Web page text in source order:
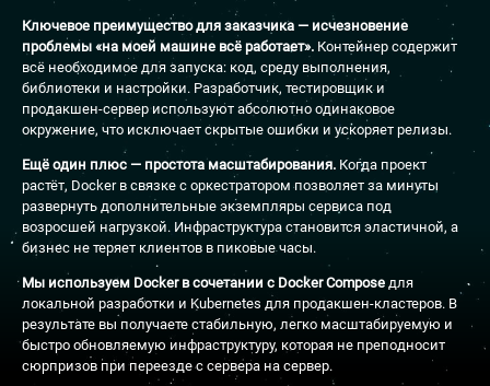
Ключевое преимущество для заказчика — исчезновение
проблемы «на моей машине всё работает». Контейнер содержит
всё необходимое для запуска: код, среду выполнения,
библиотеки и настройки. Разработчик, тестировщик и
продакшен-сервер используют абсолютно одинаковое
окружение, что исключает скрытые ошибки и ускоряет релизы.
Ещё один плюс — простота масштабирования. Когда проект
растёт, Docker в связке с оркестратором позволяет за минуты
развернуть дополнительные экземпляры сервиса под
возросшей нагрузкой. Инфраструктура становится эластичной, а
бизнес не теряет клиентов в пиковые часы.
Мы используем Docker в сочетании с Docker Compose для
локальной разработки и Kubernetes для продакшен-кластеров. В
результате вы получаете стабильную, легко масштабируемую и
быстро обновляемую инфраструктуру, которая не преподносит
сюрпризов при переезде с сервера на сервер.